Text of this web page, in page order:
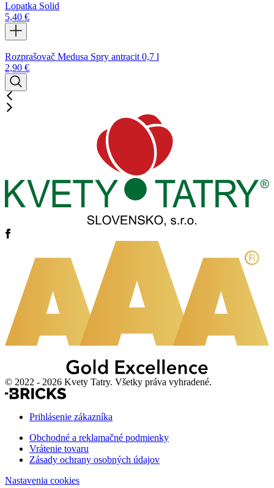
Lopatka Solid
5,40 €
Rozprašovač Medusa Spry antracit 0,7 l
2,90 €
© 2022 - 2026 Kvety Tatry. Všetky práva vyhradené.
Prihlásenie zákazníka
Obchodné a reklamačné podmienky
Vrátenie tovaru
Zásady ochrany osobných údajov
Nastavenia cookies